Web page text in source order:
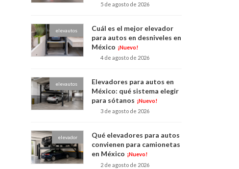
5 de agosto de 2026
elevautos
Cuál es el mejor elevador
para autos en desniveles en
México ¡Nuevo!
4 de agosto de 2026
elevautos
Elevadores para autos en
México: qué sistema elegir
para sótanos ¡Nuevo!
3 de agosto de 2026
elevador
Qué elevadores para autos
convienen para camionetas
en México ¡Nuevo!
2 de agosto de 2026